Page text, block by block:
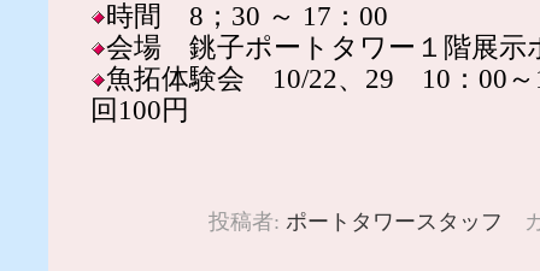
時間 8；30 ～ 17：00
会場 銚子ポートタワー１階展示
魚拓体験会 10/22、29 10：00
回100円
投稿者: ポートタワースタッフ